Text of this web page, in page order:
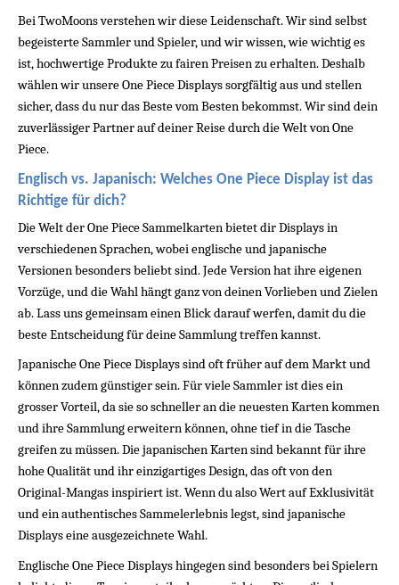
Bei TwoMoons verstehen wir diese Leidenschaft. Wir sind selbst
begeisterte Sammler und Spieler, und wir wissen, wie wichtig es
ist, hochwertige Produkte zu fairen Preisen zu erhalten. Deshalb
wählen wir unsere One Piece Displays sorgfältig aus und stellen
sicher, dass du nur das Beste vom Besten bekommst. Wir sind dein
zuverlässiger Partner auf deiner Reise durch die Welt von One
Piece.
Englisch vs. Japanisch: Welches One Piece Display ist das
Richtige für dich?
Die Welt der One Piece Sammelkarten bietet dir Displays in
verschiedenen Sprachen, wobei englische und japanische
Versionen besonders beliebt sind. Jede Version hat ihre eigenen
Vorzüge, und die Wahl hängt ganz von deinen Vorlieben und Zielen
ab. Lass uns gemeinsam einen Blick darauf werfen, damit du die
beste Entscheidung für deine Sammlung treffen kannst.
Japanische One Piece Displays sind oft früher auf dem Markt und
können zudem günstiger sein. Für viele Sammler ist dies ein
grosser Vorteil, da sie so schneller an die neuesten Karten kommen
und ihre Sammlung erweitern können, ohne tief in die Tasche
greifen zu müssen. Die japanischen Karten sind bekannt für ihre
hohe Qualität und ihr einzigartiges Design, das oft von den
Original-Mangas inspiriert ist. Wenn du also Wert auf Exklusivität
und ein authentisches Sammelerlebnis legst, sind japanische
Displays eine ausgezeichnete Wahl.
Englische One Piece Displays hingegen sind besonders bei Spielern